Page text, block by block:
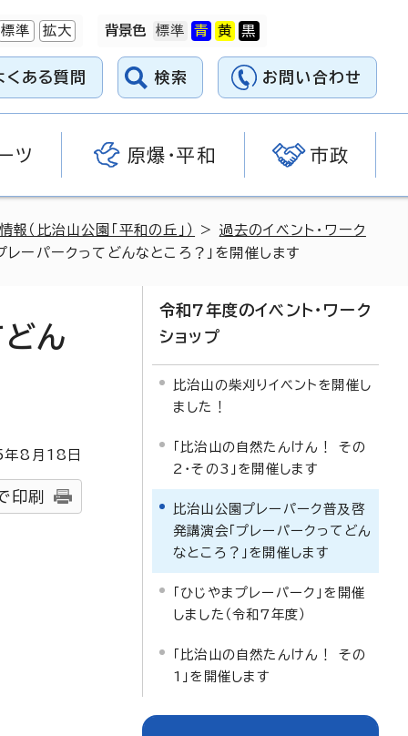
標準 拡大 背景色
くある質問 検索 お問い合わせ
ツ 原爆・平和 市政
報（比治山公園「平和の丘」） > 過去のイベント・ワーク
ーパークってどんなところ？」を開催します
どん
年8月 18 日
印刷
令和7年度のイベント・ワーク
ショップ
比治山の柴刈りイベントを開催し
ました！
「比治山の自然たんけん！ その
2・その3」を開催します
比治山公園プレーパーク普及啓
発講演会「プレーパークってどん
なところ？」を開催します
「ひじやまプレーパーク」を開催
しました（令和7年度）
「比治山の自然たんけん！ その
1」を開催します